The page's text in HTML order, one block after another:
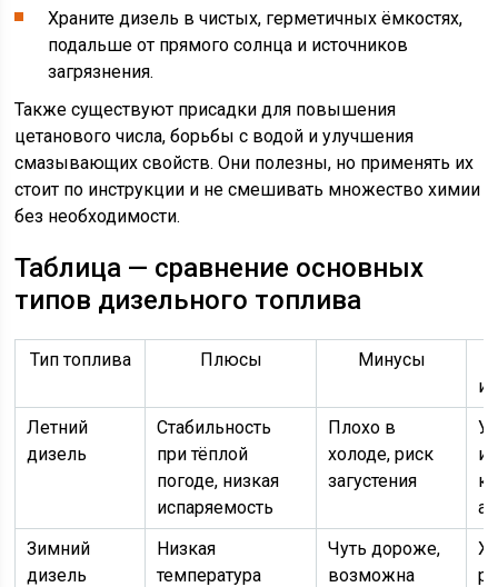
Храните дизель в чистых, герметичных ёмкостях,
подальше от прямого солнца и источников
загрязнения.
Также существуют присадки для повышения
цетанового числа, борьбы с водой и улучшения
смазывающих свойств. Они полезны, но применять их
стоит по инструкции и не смешивать множество химии
без необходимости.
Таблица — сравнение основных
типов дизельного топлива
Тип топлива Плюсы
Минусы
Летний
дизель
Стабильность
при тёплой
погоде, низкая
испаряемость
Плохо в
холоде, риск
загустения
и
Зимний
дизель
Низкая
температура
Чуть дороже,
возможна